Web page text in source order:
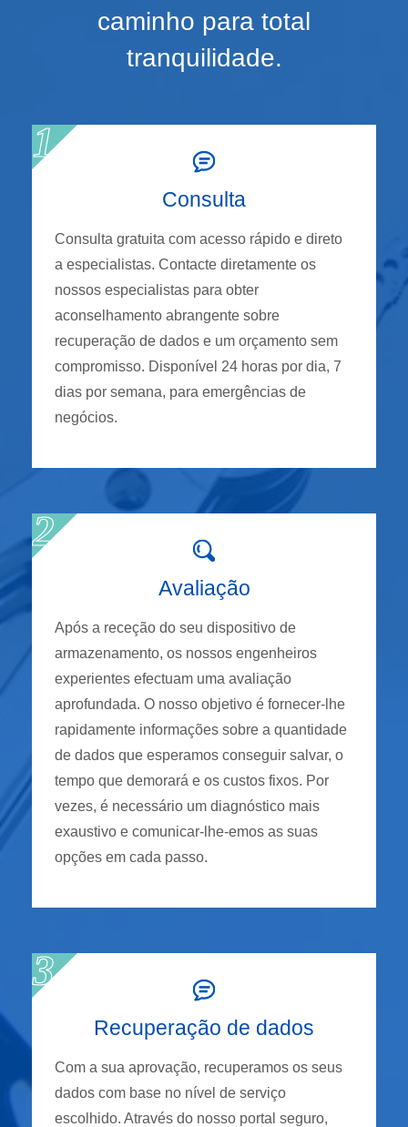
caminho para total
tranquilidade.
Consulta
Consulta gratuita com acesso rápido e direto
a especialistas. Contacte diretamente os
nossos especialistas para obter
aconselhamento abrangente sobre
recuperação de dados e um orçamento sem
compromisso. Disponível 24 horas por dia, 7
dias por semana, para emergências de
negócios.
Avaliação
Após a receção do seu dispositivo de
armazenamento, os nossos engenheiros
experientes efectuam uma avaliação
aprofundada. O nosso objetivo é fornecer-lhe
rapidamente informações sobre a quantidade
de dados que esperamos conseguir salvar, o
tempo que demorará e os custos fixos. Por
vezes, é necessário um diagnóstico mais
exaustivo e comunicar-lhe-emos as suas
opções em cada passo.
Recuperação de dados
Com a sua aprovação, recuperamos os seus
dados com base no nível de serviço
escolhido. Através do nosso portal seguro,